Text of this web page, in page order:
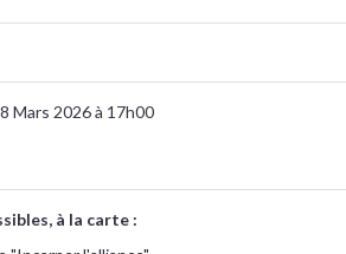
Mars 2026 à 17h00
à la carte :